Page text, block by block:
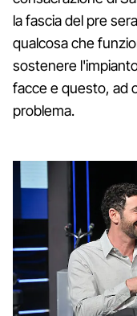
la fascia del pre
qualcosa che
sostenere
facce e questo, ad
problema.